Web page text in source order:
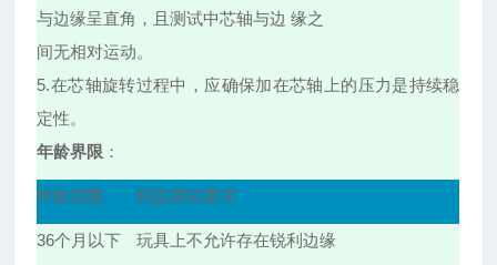
与边缘呈直角，且测试中芯轴与边 缘之
间无相对运动。
5.在芯轴旋转过程中，应确保加在芯轴上的压力是持续稳
定性。
年龄界限 ：
年龄范围 利边测试要求
36个月以下 玩具上不允许存在锐利边缘